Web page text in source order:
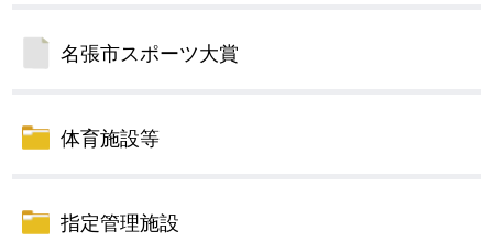
名張市スポーツ大賞
体育施設等
指定管理施設